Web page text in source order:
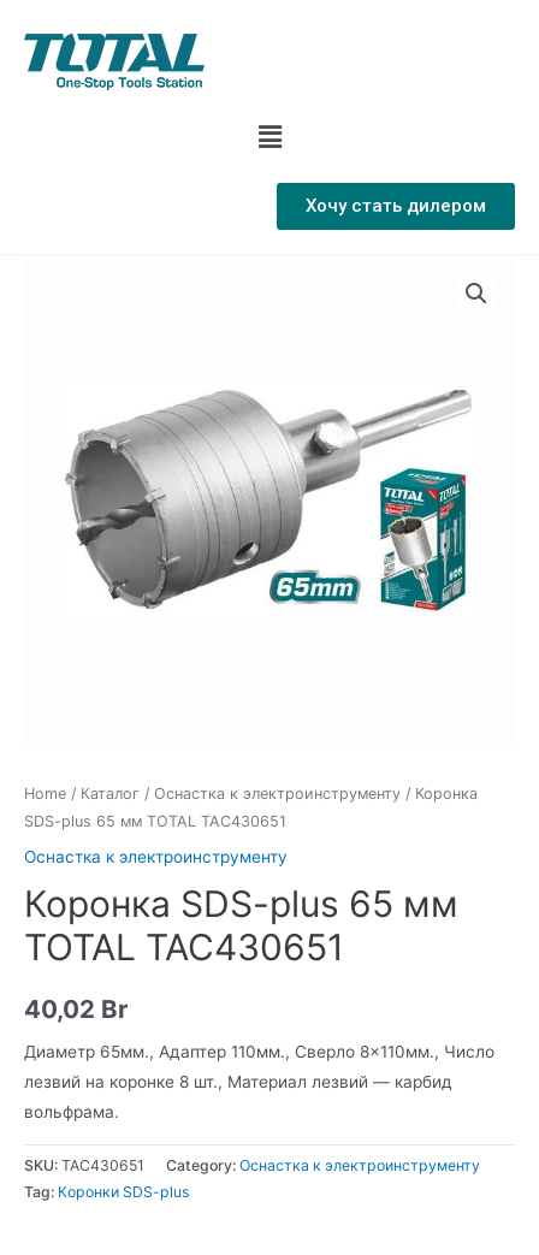
Хочу стать дилером
Home / Каталог / Оснастка к электроинструменту / Коронка
SDS-plus 65 мм TOTAL TAC430651
Оснастка к электроинструменту
Коронка SDS-plus 65 мм
TOTAL TAC430651
40,02 Br
Диаметр 65мм., Адаптер 110мм., Сверло 8×110мм., Число
лезвий на коронке 8 шт., Материал лезвий — карбид
вольфрама.
SKU: TAC430651 Category: Оснастка к электроинструменту
Tag: Коронки SDS-plus